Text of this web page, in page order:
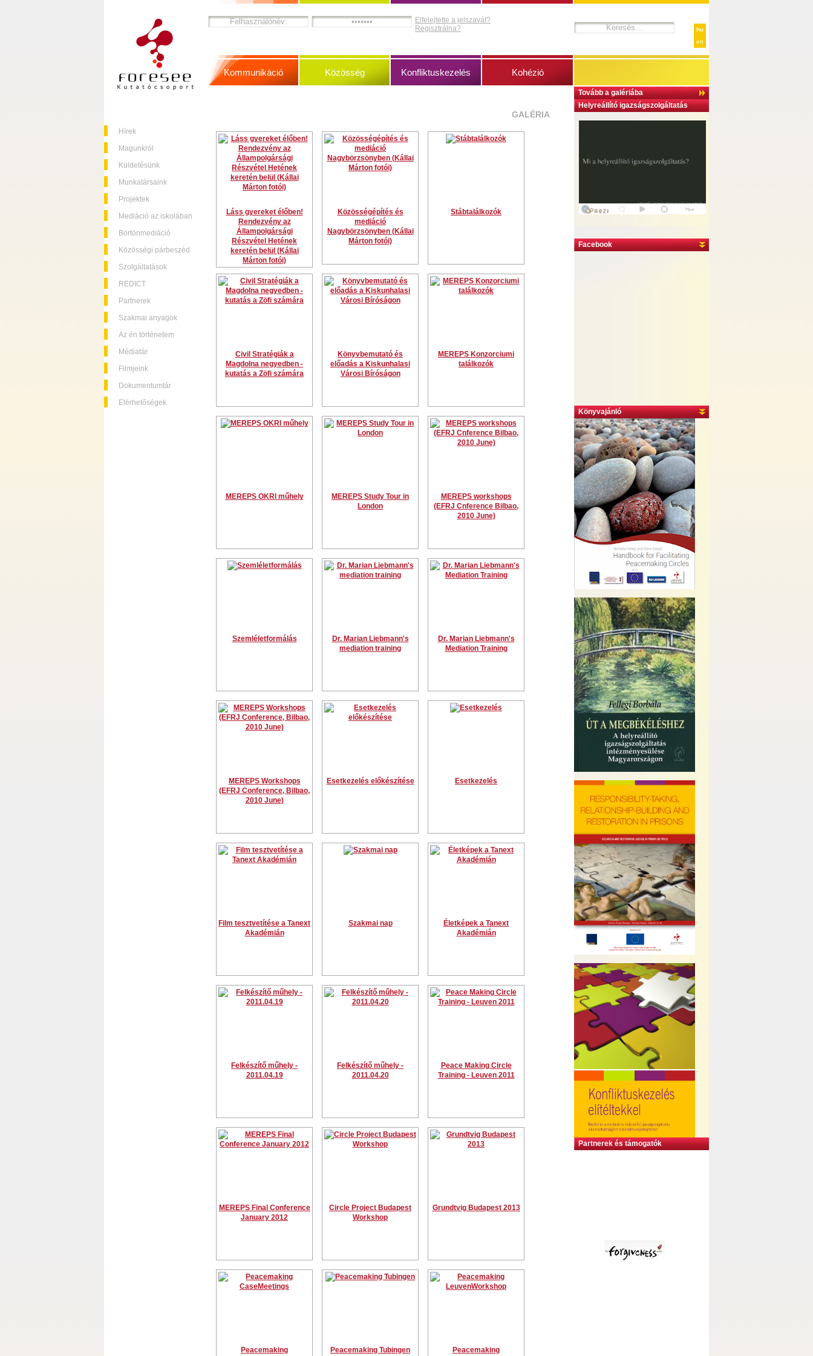
Hírek
Magunkról
Küldetésünk
Munkatársaink
Projektek
Mediáció az iskolában
Börtönmediáció
Közösségi párbeszéd
Szolgáltatások
REDICT
Partnerek
Szakmai anyagok
Az én történetem
Médiatár
Filmjeink
Dokumentumtár
Elérhetőségek
hu
en
Tovább a galériába
Helyreállító igazságszolgáltatás
Facebook
Könyvajánló
Partnerek és támogatók
Elfelejtette a jelszavát?
Regisztrálna?
Kommunikáció Közösség Konfliktuskezelés Kohézió
GALÉRIA
Láss gyereket élőben!
Rendezvény az
Állampolgársági
Részvétel Hetének
keretén belül (Kállai
Márton fotói)
Közösségépítés és
mediáció
Nagybörzsönyben (Kállai
Márton fotói)
Stábtalálkozók
Civil Stratégiák a
Magdolna negyedben -
kutatás a Zöfi számára
Könyvbemutató és
előadás a Kiskunhalasi
Városi Bíróságon
MEREPS Konzorciumi
találkozók
MEREPS OKRI műhely
MEREPS Study Tour in
London
MEREPS workshops
(EFRJ Cnference Bilbao,
2010 June)
Szemléletformálás
Dr. Marian Liebmann's
mediation training
Dr. Marian Liebmann's
Mediation Training
MEREPS Workshops
(EFRJ Conference, Bilbao,
2010 June)
Esetkezelés előkészítése Esetkezelés
Film tesztvetítése a Tanext
Akadémián
Szakmai nap
Életképek a Tanext
Akadémián
Felkészítő műhely -
2011.04.19
Felkészítő műhely -
2011.04.20
Peace Making Circle
Training - Leuven 2011
MEREPS Final Conference
January 2012
Circle Project Budapest
Workshop
Grundtvig Budapest 2013
Peacemaking
Peacemaking Tubingen
Peacemaking